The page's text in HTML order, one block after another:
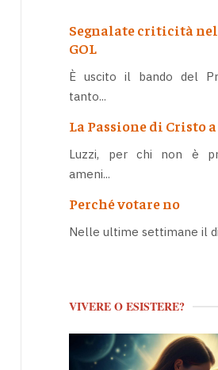
Segnalate criticità
GOL
È uscito il bando del
tanto...
La Passione di Cristo
Luzzi, per chi non è
ameni...
Perché votare no
Nelle ultime settimane il
VIVERE O ESISTERE?